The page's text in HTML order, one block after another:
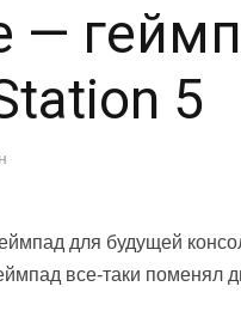
—
5
для будущей
все-таки поменял